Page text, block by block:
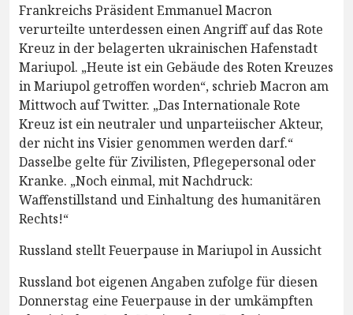
Frankreichs Präsident Emmanuel Macron
verurteilte unterdessen einen Angriff auf das Rote
Kreuz in der belagerten ukrainischen Hafenstadt
Mariupol. „Heute ist ein Gebäude des Roten Kreuzes
in Mariupol getroffen worden“, schrieb Macron am
Mittwoch auf Twitter. „Das Internationale Rote
Kreuz ist ein neutraler und unparteiischer Akteur,
der nicht ins Visier genommen werden darf.“
Dasselbe gelte für Zivilisten, Pflegepersonal oder
Kranke. „Noch einmal, mit Nachdruck:
Waffenstillstand und Einhaltung des humanitären
Rechts!“
Russland stellt Feuerpause in Mariupol in Aussicht
Russland bot eigenen Angaben zufolge für diesen
Donnerstag eine Feuerpause in der umkämpften